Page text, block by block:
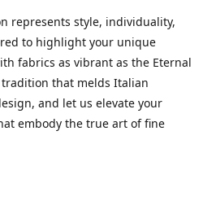
represents style, individuality,
to highlight your unique
fabrics as vibrant as the Eternal
tradition that melds Italian
and let us elevate your
embody the true art of fine